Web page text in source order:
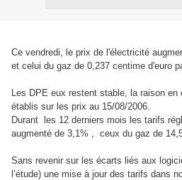
Ce vendredi, le prix de l'électricité
et celui du gaz de 0,237 centime d'euro
Les DPE eux restent stable, la raison
établis sur les prix au 15/08/2006.
Durant les 12 derniers mois les tarifs
augmenté de 3,1% , ceux du gaz de
Sans revenir sur les écarts liés aux
l’étude) une mise à jour des tarifs dans